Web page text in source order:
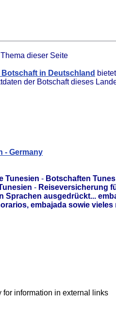
dieser Seite
in Deutschland
der Botschaft dieses
- Germany
Tunesien - Botschaften
- Reiseversicherung
Sprachen ausgedrückt...
embajada sowie vieles
information in external links